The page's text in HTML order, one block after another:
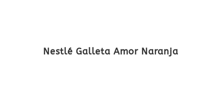
Nestlé Galleta Amor Naranja